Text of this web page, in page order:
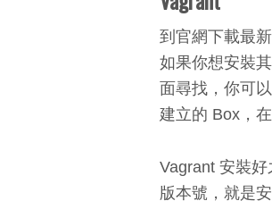
到官網下載最
如果你想安裝
面尋找，你可
建立的 Box，
Vagrant 安裝
版本號，就是安